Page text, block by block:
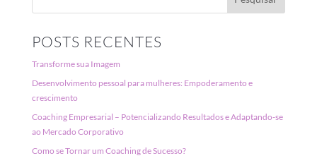
POSTS RECENTES
Transforme sua Imagem
Desenvolvimento pessoal para mulheres: Empoderamento e
crescimento
Coaching Empresarial – Potencializando Resultados e Adaptando-se
ao Mercado Corporativo
Como se Tornar um Coaching de Sucesso?